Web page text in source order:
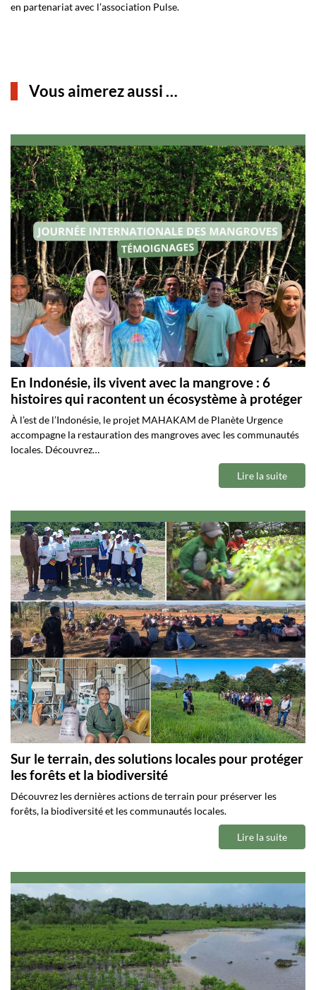
en partenariat avec l’association Pulse.
Vous aimerez aussi …
En Indonésie, ils vivent avec la mangrove : 6
histoires qui racontent un écosystème à protéger
À l’est de l’Indonésie, le projet MAHAKAM de Planète Urgence
accompagne la restauration des mangroves avec les communautés
locales. Découvrez…
Lire la suite
Sur le terrain, des solutions locales pour protéger
les forêts et la biodiversité
Découvrez les dernières actions de terrain pour préserver les
forêts, la biodiversité et les communautés locales.
Lire la suite